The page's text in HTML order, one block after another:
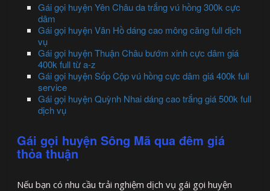
Gái gọi huyện Yên Châu da trắng vú hồng 300k cực
dâm
Gái gọi huyện Vân Hồ dáng cao mông căng full dịch
vụ
Gái gọi huyện Thuận Châu bướm xinh cực dâm giá
400k full từ a-z
Gái gọi huyện Sốp Cộp vú hồng cực dâm giá 400k full
service
Gái gọi huyện Quỳnh Nhai dáng cao trắng giá 500k full
dịch vụ
Gái gọi huyện Sông Mã qua đêm giá
thỏa thuận
Nếu bạn có nhu cầu trải nghiệm dịch vụ gái gọi huyện